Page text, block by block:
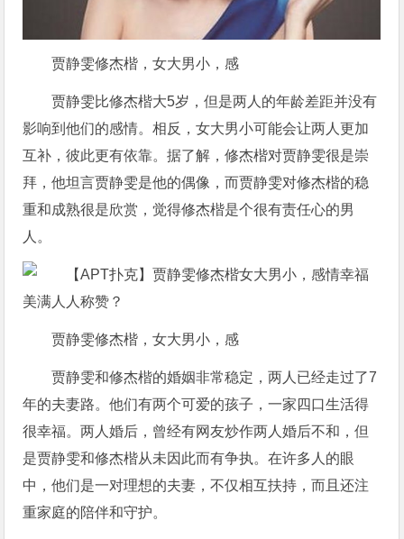
贾静雯修杰楷，女大男小，感
贾静雯比修杰楷大5岁，但是两人的年龄差距并没有
影响到他们的感情。相反，女大男小可能会让两人更加
互补，彼此更有依靠。据了解，修杰楷对贾静雯很是崇
拜，他坦言贾静雯是他的偶像，而贾静雯对修杰楷的稳
重和成熟很是欣赏，觉得修杰楷是个很有责任心的男
人。
贾静雯修杰楷，女大男小，感
贾静雯和修杰楷的婚姻非常稳定，两人已经走过了7
年的夫妻路。他们有两个可爱的孩子，一家四口生活得
很幸福。两人婚后，曾经有网友炒作两人婚后不和，但
是贾静雯和修杰楷从未因此而有争执。在许多人的眼
中，他们是一对理想的夫妻，不仅相互扶持，而且还注
重家庭的陪伴和守护。